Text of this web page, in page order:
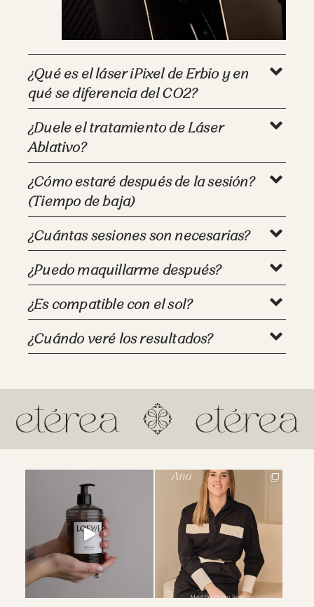
¿Qué es el láser iPixel de Erbio y en
qué se diferencia del CO2?
¿Duele el tratamiento de Láser
Ablativo?
¿Cómo estaré después de la sesión?
(Tiempo de baja)
¿Cuántas sesiones son necesarias?
¿Puedo maquillarme después?
¿Es compatible con el sol?
¿Cuándo veré los resultados?